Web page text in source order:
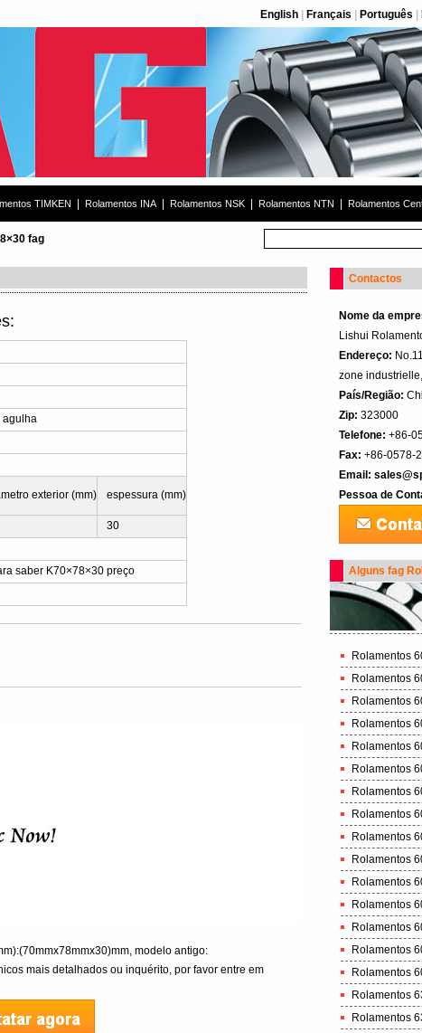
English Français Português
TIMKEN Rolamentos INA Rolamentos NSK Rolamentos NTN Rolamentos
fag
agulha
exterior (mm) espessura (mm)
30
saber K70×78×30 preço
modelo antigo:
mais detalhados ou inquérito, por favor entre em
Contactos
Nome da
Lishui
Endereço:
zone
País/Região:
Zip: 323000
Telefone: +86-
Fax: +86-0578-
Email:
Pessoa de
Alguns fag
Rolamentos
Rolamentos
Rolamentos
Rolamentos
Rolamentos
Rolamentos
Rolamentos
Rolamentos
Rolamentos
Rolamentos
Rolamentos
Rolamentos
Rolamentos
Rolamentos
Rolamentos
Rolamentos
Rolamentos